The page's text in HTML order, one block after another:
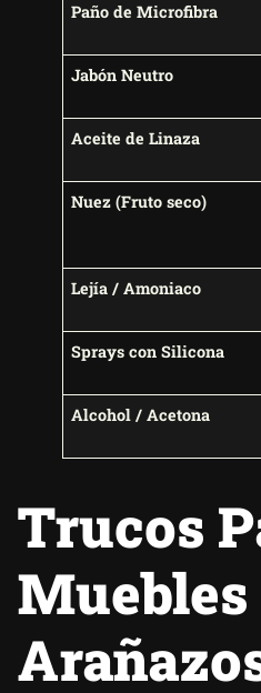
Paño de Microfibra
Jabón Neutro
Aceite de Linaza
Nuez (Fruto seco)
Lejía / Amoniaco
Sprays con Silicona
Alcohol / Acetona
Trucos
Muebles